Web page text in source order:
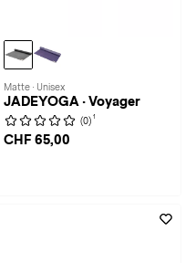
Matte · Unisex
JADEYOGA · Voyager
(0) 1
CHF 65,00